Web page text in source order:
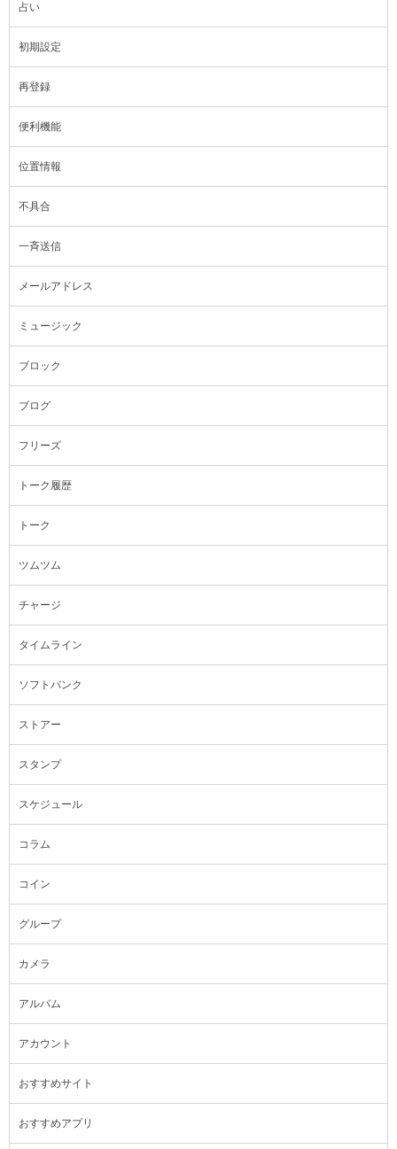
占い
初期設定
再登録
便利機能
位置情報
不具合
一斉送信
メールアドレス
ミュージック
ブロック
ブログ
フリーズ
トーク履歴
トーク
ツムツム
チャージ
タイムライン
ソフトバンク
ストアー
スタンプ
スケジュール
コラム
コイン
グループ
カメラ
アルバム
アカウント
おすすめサイト
おすすめアプリ